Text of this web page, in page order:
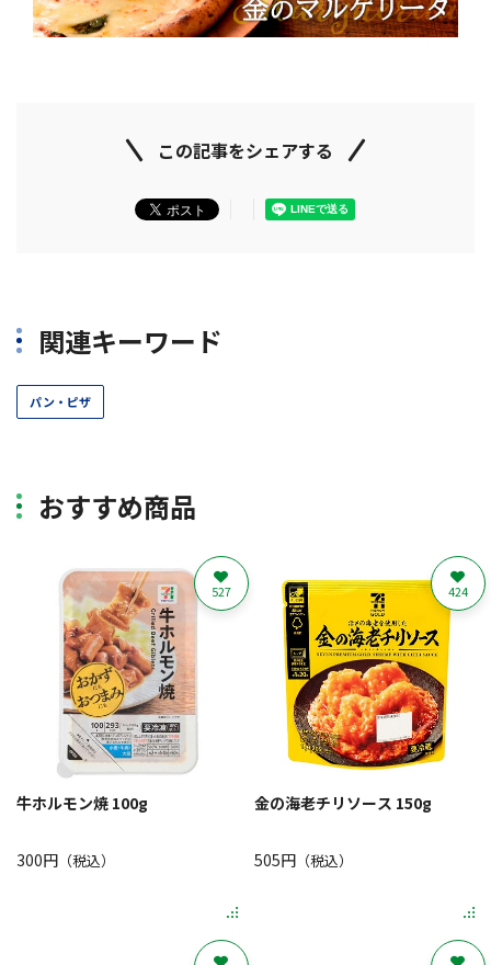
この記事をシェアする
関連キーワード
パン・ピザ
おすすめ商品
牛ホルモン焼 100g
300円 （税込）
527
金の海老チリソース 150g
505円（税込）
424